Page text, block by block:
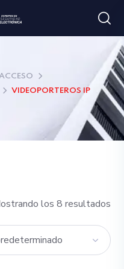
VIDEOPORTEROS IP
los 8 resultados